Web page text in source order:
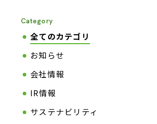
Category
全てのカテゴリ
お知らせ
会社情報
IR情報
サステナビリティ